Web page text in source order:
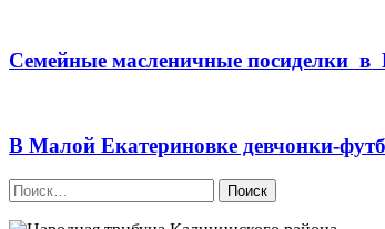
Семейные масленичные посиделки
В Малой Екатериновке девчонки-
Найти: